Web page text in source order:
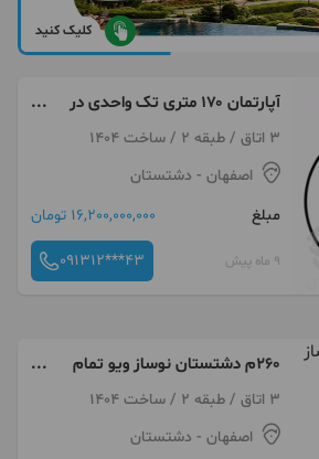
کلیک کنید
آپارتمان ۱۷۰ متری تک واحدی در
دشتستان
3 اتاق / طبقه 2 / ساخت 1404
اصفهان - دشتستان
مبلغ
16,200,000,000 تومان
9 ماه پیش 091312***43
۲۶۰م دشتستان نوساز ویو تمام
جنگلی فوق العاده لوکس
3 اتاق / طبقه 2 / ساخت 1404
اصفهان - دشتستان